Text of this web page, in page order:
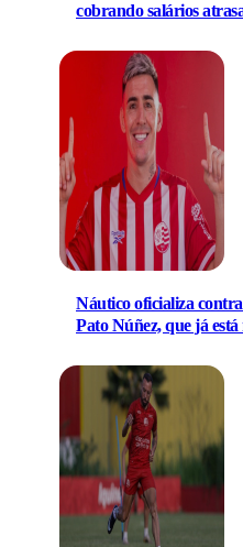
cobrando salários
Náutico oficializa
Pato Núñez, que já